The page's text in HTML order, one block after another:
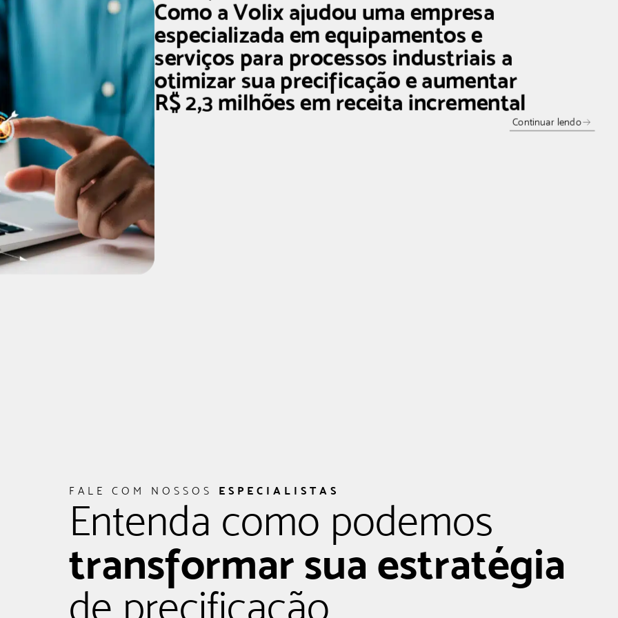
Como a Volix ajudou uma empresa
especializada em equipamentos e
serviços para processos industriais a
otimizar sua precificação e aumentar
R$ 2,3 milhões em receita incremental
Continuar lendo
FALE COM NOSSOS ESPECIALISTAS
Entenda como podemos
transformar sua estratégia
de precificação